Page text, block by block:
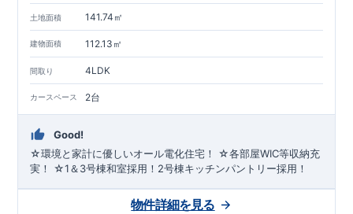
土地面積 141.74㎡
建物面積 112.13㎡
間取り 4LDK
カースペース 2台
Good!
☆環境と家計に優しいオール電化住宅！ ☆各部屋WIC等収納充
実！ ☆1＆3号棟和室採用！2号棟キッチンパントリー採用！
物件詳細を見る